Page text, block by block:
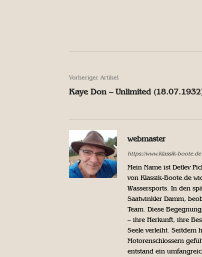
Vorheriger Artikel
Kaye Don – Unlimited
webmaster
https://www.klassik-boote.de
Mein Name ist Detlev
von Klassik-Boote.de
Wassersports. In den
Saatwinkler Damm,
Team. Diese
– ihre Herkunft, ihre
Seele verleiht. Seitdem
Motorenschlossern
entstand ein